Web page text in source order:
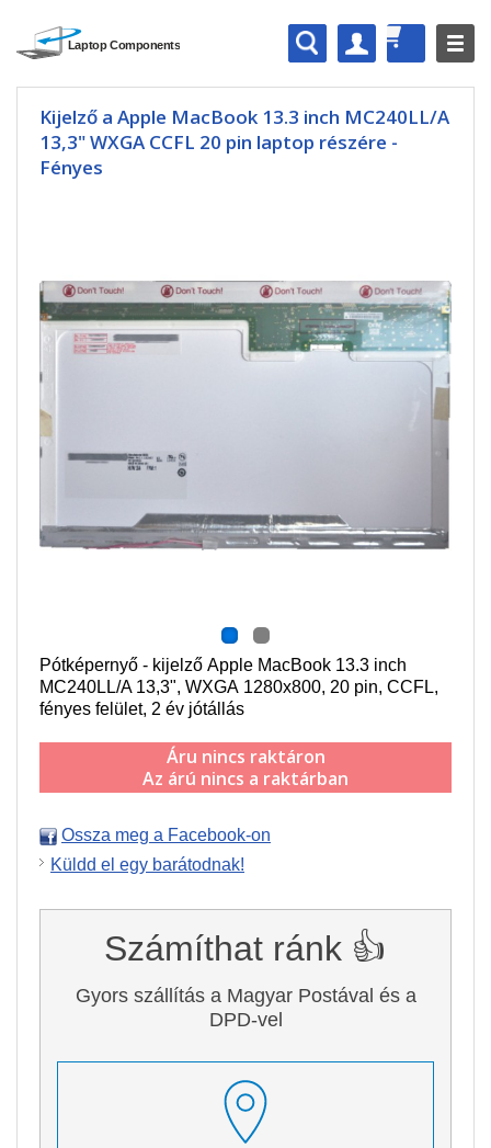
Kijelző a Apple MacBook 13.3 inch MC240LL/A
13,3" WXGA CCFL 20 pin laptop részére -
Fényes
Pótképernyő - kijelző Apple MacBook 13.3 inch
MC240LL/A 13,3", WXGA 1280x800, 20 pin, CCFL,
fényes felület, 2 év jótállás
Áru nincs raktáron
Az árú nincs a raktárban
Ossza meg a Facebook-on
Küldd el egy barátodnak!
Számíthat ránk 👍
Gyors szállítás a Magyar Postával és a
DPD-vel